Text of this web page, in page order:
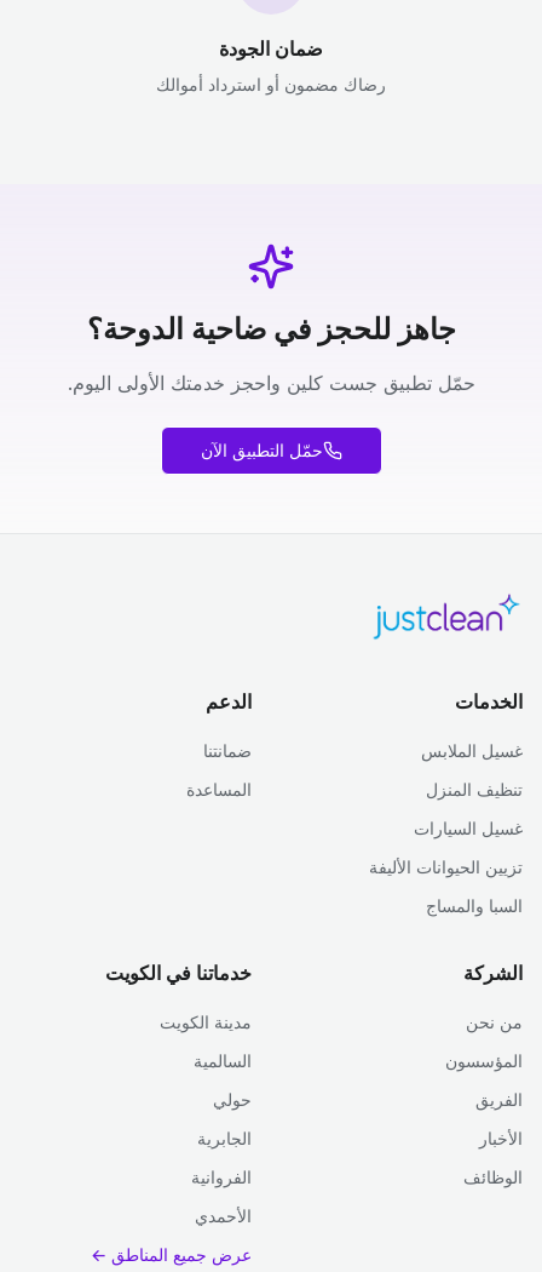
ضمان الجودة
رضاك مضمون أو استرداد أموالك
جاهز للحجز في ضاحية الدوحة؟
حمّل تطبيق جست كلين واحجز خدمتك الأولى اليوم.
حمّل التطبيق الآن
الخدمات
غسيل الملابس
تنظيف المنزل
غسيل السيارات
تزيين الحيوانات الأليفة
السبا والمساج
الدعم
ضمانتنا
المساعدة
الشركة
من نحن
المؤسسون
الفريق
الأخبار
الوظائف
خدماتنا في الكويت
مدينة الكويت
السالمية
حولي
الجابرية
الفروانية
الأحمدي
عرض جميع المناطق ←